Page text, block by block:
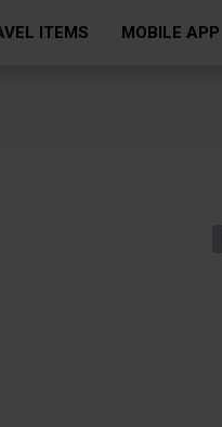
ITEMS MOBILE APP